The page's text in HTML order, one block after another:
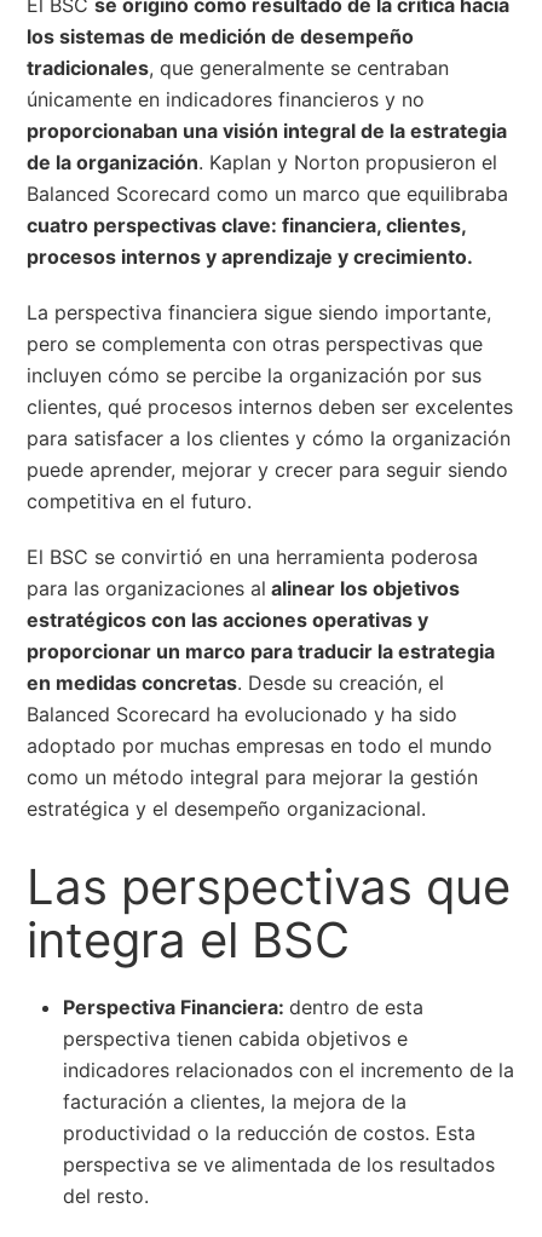
los sistemas de medición de desempeño
tradicionales, que generalmente se centraban
únicamente en indicadores financieros y no
proporcionaban una visión integral de la estrategia
de la organización. Kaplan y Norton propusieron el
Balanced Scorecard como un marco que equilibraba
cuatro perspectivas clave: financiera, clientes,
procesos internos y aprendizaje y crecimiento.
La perspectiva financiera sigue siendo importante,
pero se complementa con otras perspectivas que
incluyen cómo se percibe la organización por sus
clientes, qué procesos internos deben ser excelentes
para satisfacer a los clientes y cómo la organización
puede aprender, mejorar y crecer para seguir siendo
competitiva en el futuro.
El BSC se convirtió en una herramienta poderosa
para las organizaciones al alinear los objetivos
estratégicos con las acciones operativas y
proporcionar un marco para traducir la estrategia
en medidas concretas. Desde su creación, el
Balanced Scorecard ha evolucionado y ha sido
adoptado por muchas empresas en todo el mundo
como un método integral para mejorar la gestión
estratégica y el desempeño organizacional.
Las perspectivas que
integra el BSC
Perspectiva Financiera:dentro de esta
perspectiva tienen cabida objetivos e
indicadores relacionados con el incremento de la
facturación a clientes, la mejora de la
productividad o la reducción de costos. Esta
perspectiva se ve alimentada de los resultados
del resto.